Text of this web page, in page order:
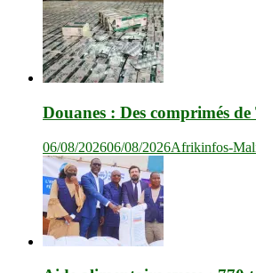
Douanes : Des comprimés
06/08/202606/08/2026Afrikinfos-